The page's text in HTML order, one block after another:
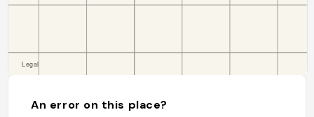
An error on this place?